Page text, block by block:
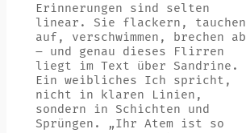
Erinnerungen sind selten
linear. Sie flackern, tauchen
auf, verschwimmen, brechen ab
– und genau dieses Flirren
liegt im Text über Sandrine.
Ein weibliches Ich spricht,
nicht in klaren Linien,
sondern in Schichten und
Sprüngen. „Ihr Atem ist so